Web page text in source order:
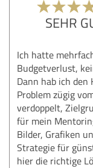
SEHR
Ich hatte
Budgetverlust,
Dann hab ich
Problem zügig
verdoppelt,
für mein
Bilder, Grafiken
Strategie für
hier die richtige